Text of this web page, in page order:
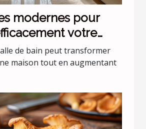
modernes pour
votre
de bain peut transformer
maison tout en augmentant